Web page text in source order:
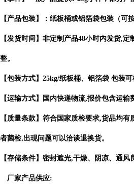
【产品包装】：纸板桶或铝箔袋包装（可
【发货时间】非定制产品48小时内发货,定
整。
【包装方式】 25kg/纸板桶、铝箔袋 包装可
【运输方式】国内快递物流,报价包含运输
【质量条款】符合国家质检要求,货品均有
者菌检,出现问题可以洽谈退换货。
【存储条件】密封遮光,干燥、阴凉、通风
厂家产品供应: